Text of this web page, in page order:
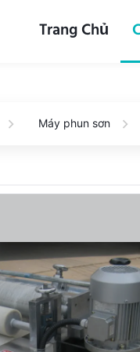
Trang Chủ
Máy phun sơn